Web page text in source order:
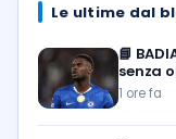
Le ultime dal
📘
senza
1 ore fa